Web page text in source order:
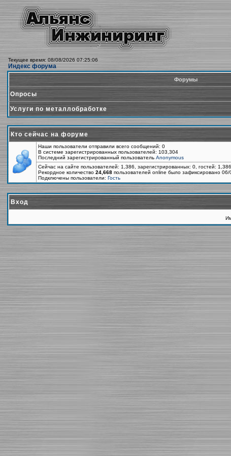
Текущее время: 08/08/2026 07:25:06
Индекс форума
Форумы
Опросы
Услуги по металлобработке
Кто сейчас на форуме
Наши пользователи отправили всего сообщений: 0
В системе зарегистрированных пользователей: 103,304
Последний зарегистрированный пользователь Anonymous
Сейчас на сайте пользователей: 1,386, зарегистрированных: 0, гостей:
Рекордное количество 24,668 пользователей online было зафиксировано
Подключены пользователи: Гость
Вход